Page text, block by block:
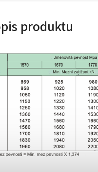
produktu